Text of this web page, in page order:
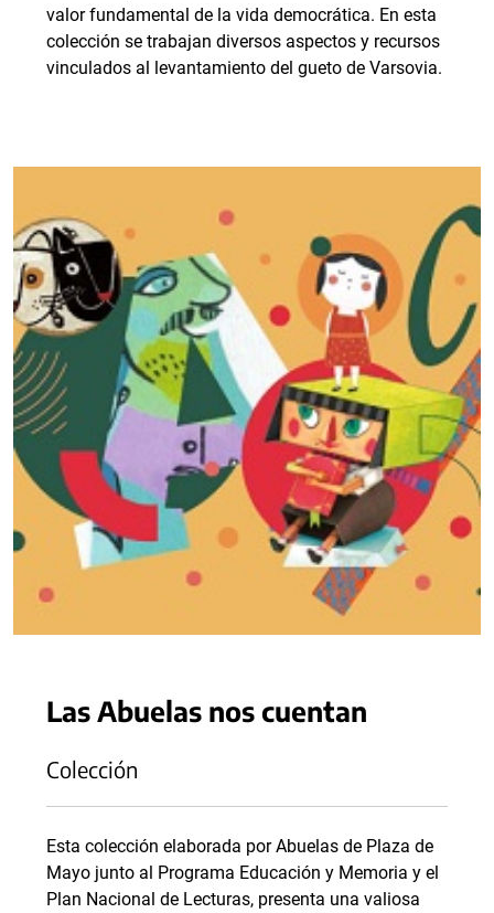
valor fundamental de la vida democrática. En esta
colección se trabajan diversos aspectos y recursos
vinculados al levantamiento del gueto de Varsovia.
Las Abuelas nos cuentan
Colección
Esta colección elaborada por Abuelas de Plaza de
Mayo junto al Programa Educación y Memoria y el
Plan Nacional de Lecturas, presenta una valiosa